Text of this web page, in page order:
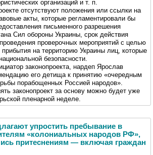
организаций и т. п.
отсутствуют положения или ссылки на
акты, которые регламентировали бы
письменного разрешения
Сил обороны Украины, срок действия
проверочных мероприятий с целью
на территорию Украины лиц, которые
безопасности.
законопроекта, нардеп Ярослав
его детища к принятию «очередным
порабощенных Россией народов».
законопроект за основу можно будет уже
пленарной неделе.
упростить пребывание в
«колониальных народов РФ»,
притеснениям — включая граждан